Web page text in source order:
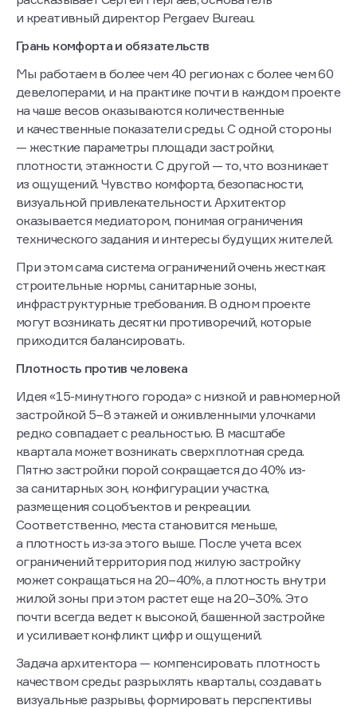
и креативный директор Pergaev Bureau.
Грань комфорта и обязательств
Мы работаем в более чем 40 регионах с более чем 60
девелоперами, и на практике почти в каждом проекте
на чаше весов оказываются количественные
и качественные показатели среды. С одной стороны
— жесткие параметры площади застройки,
плотности, этажности. С другой — то, что возникает
из ощущений. Чувство комфорта, безопасности,
визуальной привлекательности. Архитектор
оказывается медиатором, понимая ограничения
технического задания и интересы будущих жителей.
При этом сама система ограничений очень жесткая:
строительные нормы, санитарные зоны,
инфраструктурные требования. В одном проекте
могут возникать десятки противоречий, которые
приходится балансировать.
Плотность против человека
Идея «15-минутного города» с низкой и равномерной
застройкой 5–8 этажей и оживленными улочками
редко совпадает с реальностью. В масштабе
квартала может возникать сверхплотная среда.
Пятно застройки порой сокращается до 40% из-
за санитарных зон, конфигурации участка,
размещения соцобъектов и рекреации.
Соответственно, места становится меньше,
а плотность из-за этого выше. После учета всех
ограничений территория под жилую застройку
может сокращаться на 20–40%, а плотность внутри
жилой зоны при этом растет еще на 20–30%. Это
почти всегда ведет к высокой, башенной застройке
и усиливает конфликт цифр и ощущений.
Задача архитектора — компенсировать плотность
качеством среды: разрыхлять кварталы, создавать
визуальные разрывы, формировать перспективы